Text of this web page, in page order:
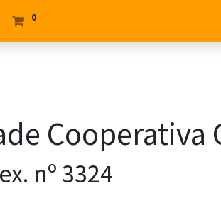
0
Cooperativa
nº 3324